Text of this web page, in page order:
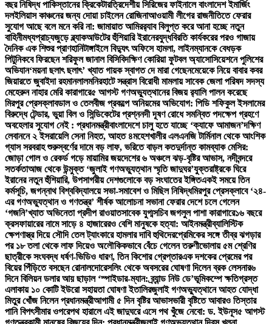
বছর নিষিদ্ধ পাকিস্তানের ক্রিকেটারত্রিদেশীয় সিরিজের ফাইনালে বাংলাদেশ ইমার্জিং
দলইলিয়াস কাঞ্চনের জন্য দোয়া চাইলেন রোজিনাআওয়ামী লীগের রাজনীতিতে ফেরার
সুযোগ আছে বলে মনে করি না: জামায়াত আমিরর‍্যাব বিলুপ্ত করে আনা হচ্ছে নতুন
বাহিনীমধ্যপ্রাচ্যজুড়ে ব্ল্যাকআউটের হুঁশিয়ারি ইরানেরযুদ্ধবিরতি কার্যকরের পরও গাজায়
দৈনিক এক শিশুর প্রাণহানিটাঙ্গাইলে বিদ্যুৎ অফিসে হামলা, লাইনম্যানকে বেধড়ক
পিটুনিকবে ফিরছেন শরিফুল জানাল বিসিবিদক্ষিণ কোরিয়া ফুটবল অ্যাসোসিয়েশনে পুলিশের
অভিযান‘ময়না ছলাৎ ছলাৎ’ খ্যাত গায়ক স্বাগত দে মারা গেছেনমেয়েকে নিয়ে বাবার কবর
জিয়ারতে জুবাইদা রহমানলালমনিরহাটে সন্ত্রাস বিরোধী মামলায় সাবেক জেলা পরিষদ সদস্য
মেহেরুন নাহার মেরি কারাগারে৫ আগস্ট গণঅভ্যুত্থানের বিজয় র‍্যালি পালন করেছে
মিরপুর প্রেসক্লাবডাল ও তেলবীজ প্রকল্পে অনিয়মের অভিযোগ: পিডি শফিকুল ইসলামের
বিরুদ্ধে টেন্ডার, ভুয়া বিল ও সিন্ডিকেটের প্রশ্ননদী দূষণ রোধে সমন্বিত পদক্ষেপ গ্রহণে
অবহেলার সুযোগ নেই : প্রধানমন্ত্রীবাংলাদেশে চালু হতে যাচ্ছে ‘ক্যাফে আমাজন’দক্ষিণ
লেবাননে ২ ইসরায়েলি সেনা নিহত, আহত ৪মহেশখালীর এলএনজি টার্মিনাল থেকে আংশিক
গ্যাস সরবরাহ শুরুস্বর্ণের দামে বড় লাফ, ভরিতে বাড়ল কতদুর্দান্ত কামব্যাক মেসির:
জোড়া গোল ও রেকর্ড গড়ে মায়ামির জয়দেশের ৬ অঞ্চলে ঝড়-বৃষ্টির আভাস, নদীবন্দরে
সতর্কতাআজ থেকে উন্মুক্ত ‘জুলাই গণঅভ্যুত্থান স্মৃতি জাদুঘর’যুক্তরাষ্ট্রকে ঘিরে
ইরানের নতুন হুঁশিয়ারি, উপসাগরীয় দেশগুলোকে বড় সংঘাতের ইঙ্গিতএকই সময়ে তিন
কর্মসূচি, জগন্নাথ বিশ্ববিদ্যালয়ে সভা-সমাবেশ ও মিছিল নিষিদ্ধমিরপুর প্রেসক্লাবে ‘২৪-
এর গণঅভ্যুত্থান ও গণতন্ত্র’ শীর্ষক আলোচনা সভানা ফেরার দেশে চলে গেলেন
‘গজনি’খ্যাত অভিনেতা প্রদীপ রাওয়াতসাবেক যুগ্মসচিব জগলুল পাশা কারাগারে১৬ বছরে
ক্রসফায়ারের নামে সাড়ে ৪ হাজারেরও বেশি মানুষকে হত্যা: আইনমন্ত্রীব্যালিস্টিক
ক্ষেপণাস্ত্র দিয়ে সৌদি তেল ট্যাংকারে হামলার দাবি হুথিদেরপ্রেমিকের সঙ্গে তীব্র ঝগড়ার
পর ১৮ তলা থেকে লাফ দিয়েও অলৌকিকভাবে বেঁচে গেলেন তরুণীভোলায় ৫ম শ্রেণির
ছাত্রীকে সংঘবদ্ধ ধর্ষণ-ভিডিও ধারণ, তিন কিশোর গ্রেপ্তারএক দশকের প্রেমের পর
বিয়ের পিঁড়িতে বসছেন রোনালদোরেসলিং থেকে অবসরের ঘোষণা দিলেন ব্রক লেসনার৬
দিনে বিলিয়ন ডলার আয় ছাড়াল ‘স্পাইডার-ম্যান: ব্র্যান্ড নিউ ডে’ভূমিকম্পে ক্ষতিগ্রস্ত
এলাকায় ১০ কোটি ইউরো সহায়তা ঘোষণা ইতালিরজুলাই গণঅভ্যুত্থানে আহত যোদ্ধা
মিতুর খোঁজ নিলেন প্রধানমন্ত্রীআগামী ৫ দিন বৃষ্টির আভাসভারী বৃষ্টিতে আবারও তিস্তার
পানি বিপৎসীমার ওপরেপথ হারালে এই জাদুঘরে এসে পথ খুঁজে নেবো: ড. ইউনূস৫ আগস্ট